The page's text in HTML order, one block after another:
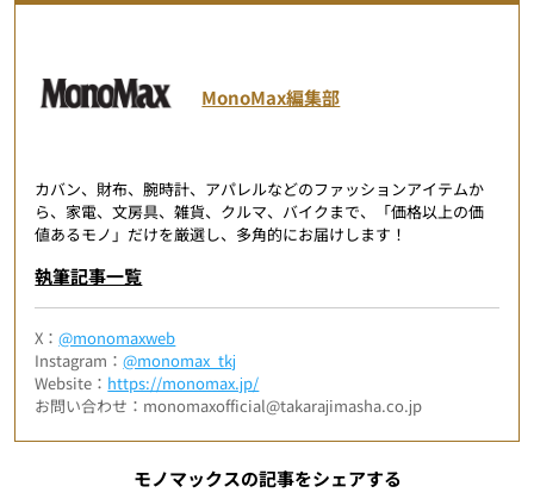
MonoMax編集部
カバン、財布、腕時計、アパレルなどのファッションアイテムか
ら、家電、文房具、雑貨、クルマ、バイクまで、「価格以上の価
値あるモノ」だけを厳選し、多角的にお届けします！
執筆記事一覧
X：@monomaxweb
Instagram：@monomax_tkj
Website： https://monomax.jp/
お問い合わせ：monomaxofficial@takarajimasha.co.jp
モノマックスの記事をシェアする